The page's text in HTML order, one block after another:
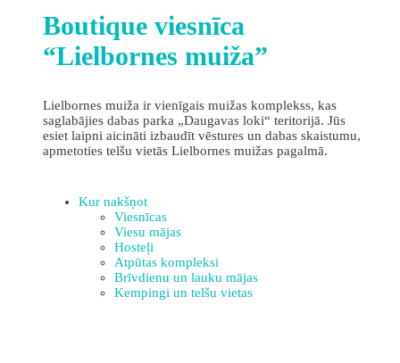
Boutique viesnīca
“Lielbornes muiža”
Lielbornes muiža ir vienīgais muižas komplekss, kas
saglabājies dabas parka „Daugavas loki“ teritorijā. Jūs
esiet laipni aicināti izbaudīt vēstures un dabas skaistumu,
apmetoties telšu vietās Lielbornes muižas pagalmā.
Kur nakšņot
Viesnīcas
Viesu mājas
Hosteļi
Atpūtas kompleksi
Brīvdienu un lauku mājas
Kempingi un telšu vietas